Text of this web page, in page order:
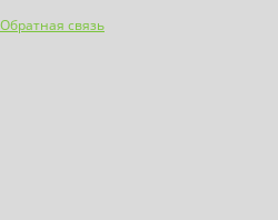
Обратная связь